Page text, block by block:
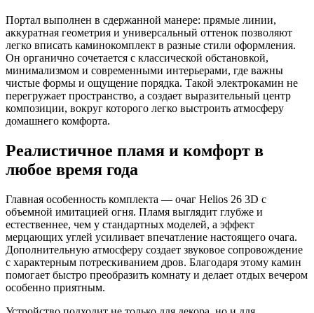
Портал выполнен в сдержанной манере: прямые линии,
аккуратная геометрия и универсальный оттенок позволяют
легко вписать каминокомплект в разные стили оформления.
Он органично сочетается с классической обстановкой,
минимализмом и современными интерьерами, где важны
чистые формы и ощущение порядка. Такой электрокамин не
перегружает пространство, а создает выразительный центр
композиции, вокруг которого легко выстроить атмосферу
домашнего комфорта.
Реалистичное пламя и комфорт в
любое время года
Главная особенность комплекта — очаг Helios 26 3D с
объемной имитацией огня. Пламя выглядит глубже и
естественнее, чем у стандартных моделей, а эффект
мерцающих углей усиливает впечатление настоящего очага.
Дополнительную атмосферу создает звуковое сопровождение
с характерным потрескиванием дров. Благодаря этому камин
помогает быстро преобразить комнату и делает отдых вечером
особенно приятным.